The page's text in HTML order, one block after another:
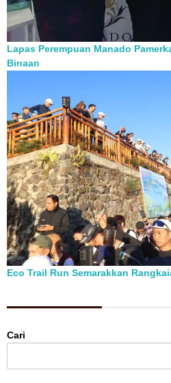
Lapas Perempuan Manado
Binaan
Eco Trail Run Semarakkan
Cari